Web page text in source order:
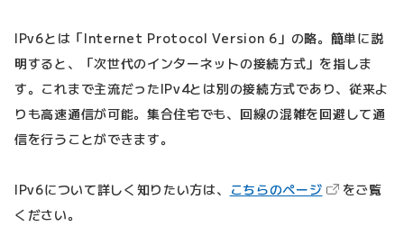
IPv6とは「Internet Protocol Version 6」の略。簡単に説
明すると、「次世代のインターネットの接続方式」を指しま
す。これまで主流だったIPv4とは別の接続方式であり、従来よ
りも高速通信が可能。集合住宅でも、回線の混雑を回避して通
信を行うことができます。
IPv6について詳しく知りたい方は、 こちらのページ（新しいタ
をご覧
ください。